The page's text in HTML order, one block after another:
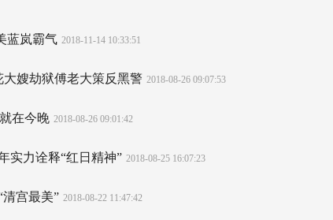
蓝岚霸气 2018-11-14 10:33:51
大嫂劫狱傅老大策反黑警 2018-08-26 09:07:53
在今晚 2018-08-26 09:01:42
实力诠释“红日精神” 2018-08-25 16:07:23
宫最美” 2018-08-22 11:47:42